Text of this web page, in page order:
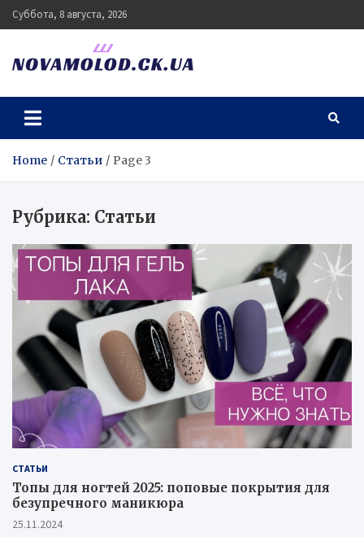
Skip
to
Суббота, 8 августа, 2026
novamolod.ck.ua
Home Статьи Page 3
Рубрика: Статьи
СТАТЬИ
Топы для ногтей 2025: поповые покрытия для
безупречного маникюра
25.11.2024